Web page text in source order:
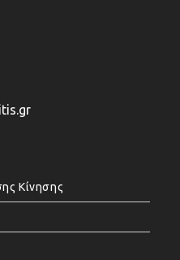
Opens
Κίνησης